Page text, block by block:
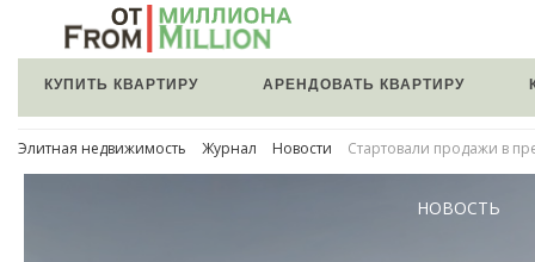
КУПИТЬ КВАРТИРУ АРЕНДОВАТЬ КВАРТИРУ
Элитная недвижимость Журнал Новости Стартовали продажи в
НОВОСТЬ